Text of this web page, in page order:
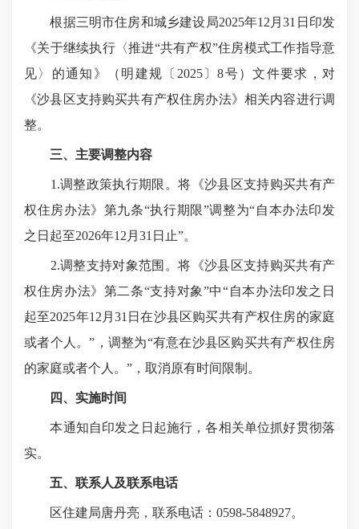
根据三明市住房和城乡建设局2025年12月31日印发
《关于继续执行〈推进“共有产权”住房模式工作指导意
见〉的通知》（明建规〔2025〕8号）文件要求，对
《沙县区支持购买共有产权住房办法》相关内容进行调
整。
三、主要调整内容
1.调整政策执行期限。将《沙县区支持购买共有产
权住房办法》第九条“执行期限”调整为“自本办法印发
之日起至2026年12月31日止”。
2.调整支持对象范围。将《沙县区支持购买共有产
权住房办法》第二条“支持对象”中“自本办法印发之日
起至2025年12月31日在沙县区购买共有产权住房的家庭
或者个人。”，调整为“有意在沙县区购买共有产权住房
的家庭或者个人。”，取消原有时间限制。
四、实施时间
本通知自印发之日起施行，各相关单位抓好贯彻落
实。
五、联系人及联系电话
区住建局唐丹亮，联系电话：0598-5848927。